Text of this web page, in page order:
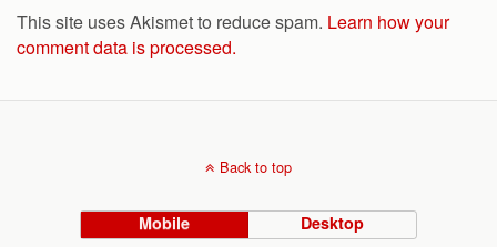
This site uses Akismet to reduce spam. Learn how your
comment data is processed.
Back to top
Mobile Desktop